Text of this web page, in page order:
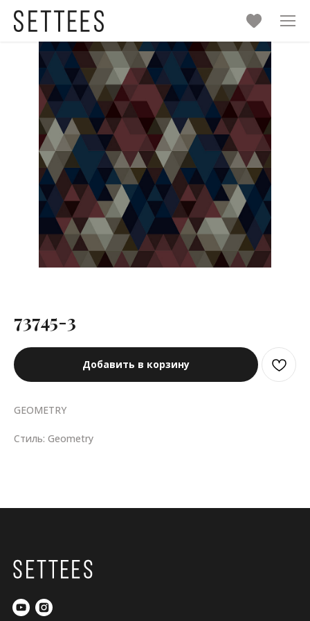
73745-3
Добавить в корзину
GEOMETRY
Стиль: Geometry